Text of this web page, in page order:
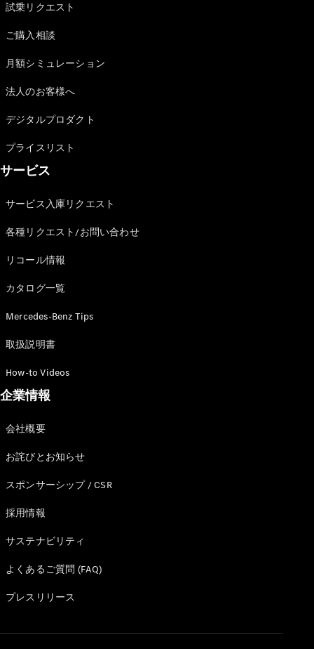
オンライン
ショールー
認定中古車
フェア・イ
ンペーン
ファイナン
ス(リース/
法人のお客
認定中古車
とは
ス
レーション
スト
ログラム
リー/コレ
試乗リクエスト
ご購入相談
月額シミュレーション
法人のお客様へ
デジタルプロダクト
プライスリスト
サービス
サービス入庫リクエスト
各種リクエスト/お問い合わせ
リコール情報
カタログ一覧
Mercedes-Benz Tips
取扱説明書
How-to Videos
企業情報
会社概要
お詫びとお知らせ
スポンサーシップ / CSR
採用情報
サステナビリティ
よくあるご質問 (FAQ)
プレスリリース